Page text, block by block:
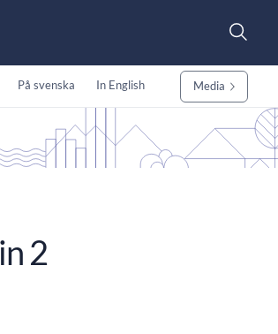
På svenska In English Media
2